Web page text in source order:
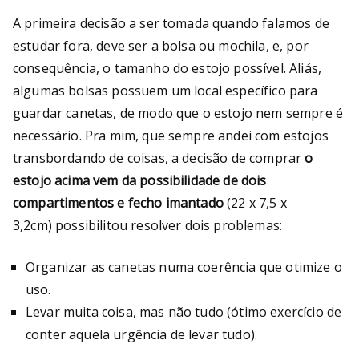
A primeira decisão a ser tomada quando falamos de
estudar fora, deve ser a bolsa ou mochila, e, por
consequência, o tamanho do estojo possível. Aliás,
algumas bolsas possuem um local específico para
guardar canetas, de modo que o estojo nem sempre é
necessário. Pra mim, que sempre andei com estojos
transbordando de coisas, a decisão de compraro
estojo acima vem da possibilidade de dois
compartimentos e fecho imantado(22 x 7,5 x
3,2cm) possibilitou resolver dois problemas:
Organizar as canetas numa coerência que otimize o
uso.
Levar muita coisa, mas não tudo (ótimo exercício de
conter aquela urgência de levar tudo).